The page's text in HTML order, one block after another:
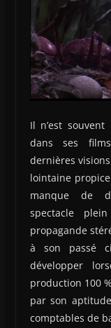
Il n’est
dans ses
dernières
lointaine
manque de
spectacle
propagande
à son passé
développer
production 100
par son
comptables de